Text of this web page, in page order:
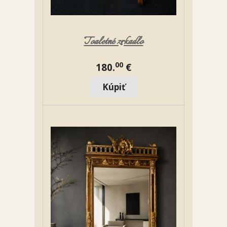
Toaletné zrkadlo
180.00 €